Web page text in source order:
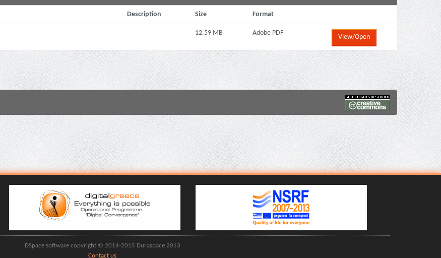
Description Size Format
12.59 MB Adobe PDF
View/Open
DSpace software copyright © 2014-2015 Duraspace 2013
Contact us